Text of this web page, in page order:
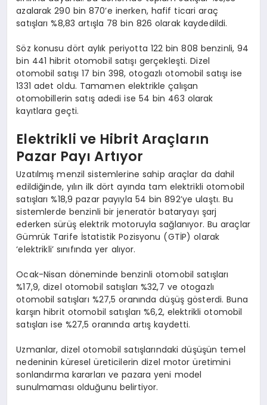
azalarak 290 bin 870’e inerken, hafif ticari araç
satışları %8,83 artışla 78 bin 826 olarak kaydedildi.
Söz konusu dört aylık periyotta 122 bin 808 benzinli, 94
bin 441 hibrit otomobil satışı gerçekleşti. Dizel
otomobil satışı 17 bin 398, otogazlı otomobil satışı ise
1331 adet oldu. Tamamen elektrikle çalışan
otomobillerin satış adedi ise 54 bin 463 olarak
kayıtlara geçti.
Elektrikli ve Hibrit Araçların
Pazar Payı Artıyor
Uzatılmış menzil sistemlerine sahip araçlar da dahil
edildiğinde, yılın ilk dört ayında tam elektrikli otomobil
satışları %18,9 pazar payıyla 54 bin 892’ye ulaştı. Bu
sistemlerde benzinli bir jeneratör bataryayı şarj
ederken sürüş elektrik motoruyla sağlanıyor. Bu araçlar
Gümrük Tarife İstatistik Pozisyonu (GTİP) olarak
‘elektrikli’ sınıfında yer alıyor.
Ocak-Nisan döneminde benzinli otomobil satışları
%17,9, dizel otomobil satışları %32,7 ve otogazlı
otomobil satışları %27,5 oranında düşüş gösterdi. Buna
karşın hibrit otomobil satışları %6,2, elektrikli otomobil
satışları ise %27,5 oranında artış kaydetti.
Uzmanlar, dizel otomobil satışlarındaki düşüşün temel
nedeninin küresel üreticilerin dizel motor üretimini
sonlandırma kararları ve pazara yeni model
sunulmaması olduğunu belirtiyor.